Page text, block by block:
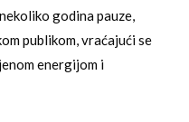
godina pauze,
publikom, vraćajući se
energijom i